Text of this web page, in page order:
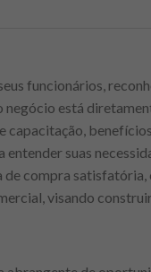
funcionários,
está
capacitação,
entender suas
compra
visando